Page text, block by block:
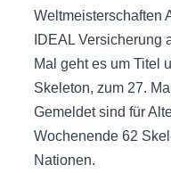
Weltmeisterschaften
IDEAL Versicherung
Mal geht es um Titel
Skeleton, zum 27.
Gemeldet sind für
Wochenende 62
Nationen.